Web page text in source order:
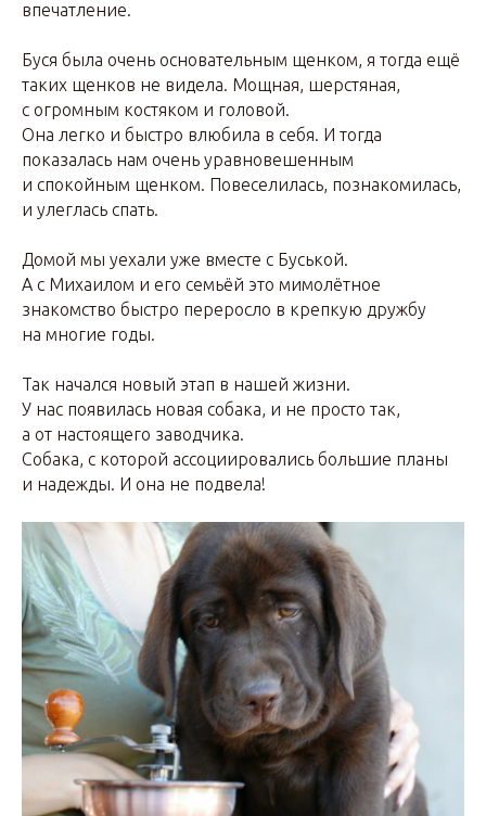
впечатление.
Буся была очень основательным щенком, я тогда ещё
таких щенков не видела. Мощная, шерстяная,
с огромным костяком и головой.
Она легко и быстро влюбила в себя. И тогда
показалась нам очень уравновешенным
и спокойным щенком. Повеселилась, познакомилась,
и улеглась спать.
Домой мы уехали уже вместе с Буськой.
А с Михаилом и его семьёй это мимолётное
знакомство быстро переросло в крепкую дружбу
на многие годы.
Так начался новый этап в нашей жизни.
У нас появилась новая собака, и не просто так,
а от настоящего заводчика.
Собака, с которой ассоциировались большие планы
и надежды. И она не подвела!